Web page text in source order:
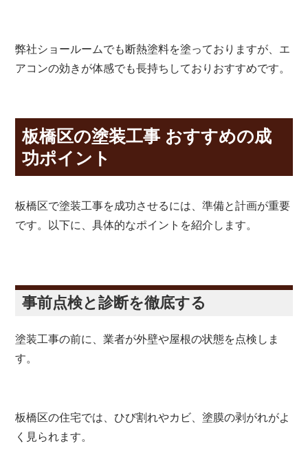
弊社ショールームでも断熱塗料を塗っておりますが、エ
アコンの効きが体感でも長持ちしておりおすすめです。
板橋区の塗装工事 おすすめの成
功ポイント
板橋区で塗装工事を成功させるには、準備と計画が重要
です。以下に、具体的なポイントを紹介します。
事前点検と診断を徹底する
塗装工事の前に、業者が外壁や屋根の状態を点検しま
す。
板橋区の住宅では、ひび割れやカビ、塗膜の剥がれがよ
く見られます。